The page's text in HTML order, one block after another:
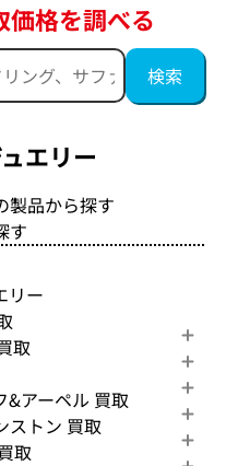
価格を調べる
エリー
製品から探す
す
リー
取
&アーペル 買取
ストン 買取
取